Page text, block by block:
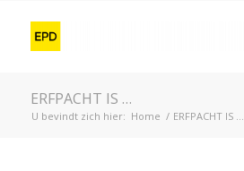
ERFPACHT IS …
U bevindt zich hier: Home / ERFPACHT IS …